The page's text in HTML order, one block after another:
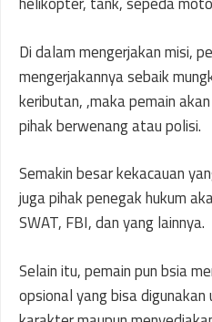
Di dalam mengerjakan misi,
mengerjakannya sebaik
keributan, ,maka pemain
pihak berwenang atau polisi.
Semakin besar kekacauan
juga pihak penegak hukum
SWAT, FBI, dan yang lainnya.
Selain itu, pemain pun bsia
opsional yang bisa